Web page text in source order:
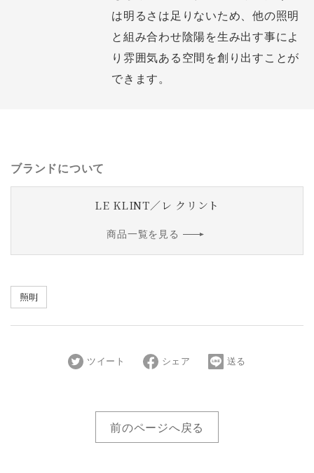
は明るさは足りないため、他の照明
と組み合わせ陰陽を生み出す事によ
り雰囲気ある空間を創り出すことが
できます。
ブランドについて
LE KLINT／レ クリント
商品一覧を見る
照明
ツイート シェア 送る
前のページへ戻る